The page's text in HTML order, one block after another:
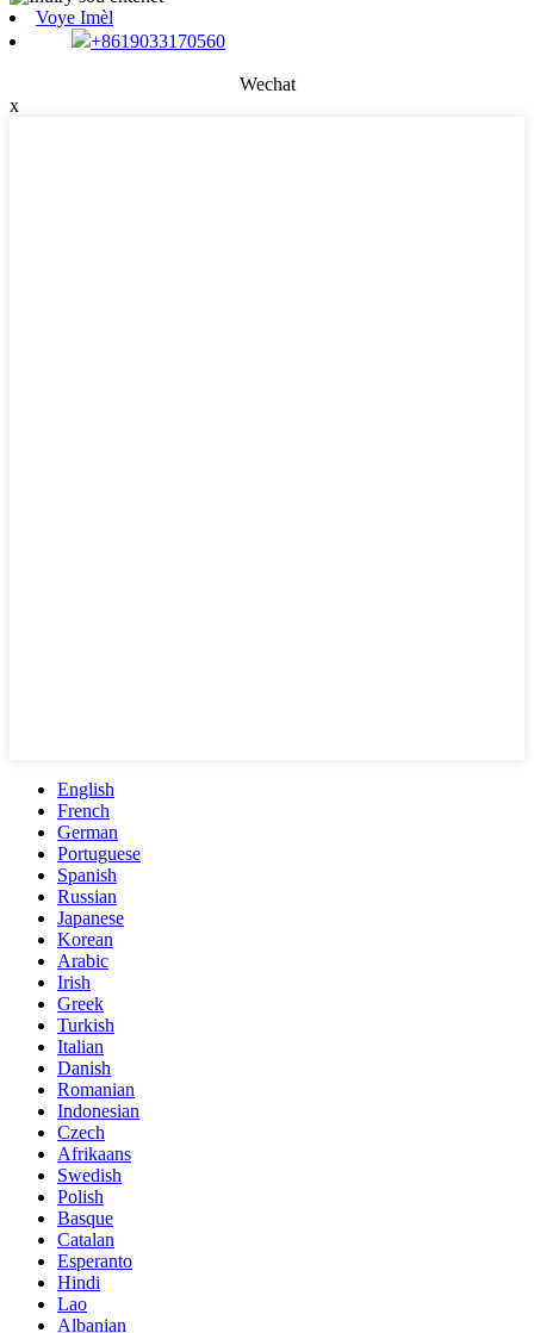
Voye Imèl
+8619033170560
Wechat
x
English
French
German
Portuguese
Spanish
Russian
Japanese
Korean
Arabic
Irish
Greek
Turkish
Italian
Danish
Romanian
Indonesian
Czech
Afrikaans
Swedish
Polish
Basque
Catalan
Esperanto
Hindi
Lao
Albanian